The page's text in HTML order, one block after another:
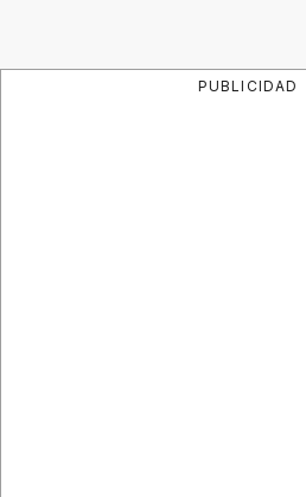
PUBLICIDAD